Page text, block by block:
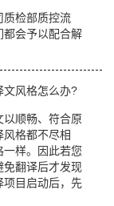
质检部质控流
都会予以配合解
文风格怎么办?
以顺畅、符合原
格都不尽相
一样。因此若您
免翻译后才发现
项目启动后，先